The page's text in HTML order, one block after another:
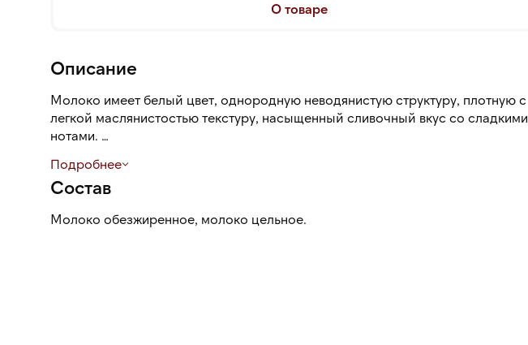
О товаре
Описание
Молоко имеет белый цвет, однородную неводянистую структуру, плотную с
легкой маслянистостью текстуру, насыщенный сливочный вкус со сладкими
нотами.
Благодаря оптимальному балансу жира и белка, оно легко взбивается в
плотную, стойкую пену.
Подробнее
Состав
Молоко обезжиренное, молоко цельное.